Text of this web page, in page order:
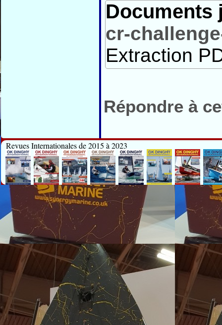
Documents
cr-
Extraction
Répondre à
Revues Internationales de 2015 à 2023